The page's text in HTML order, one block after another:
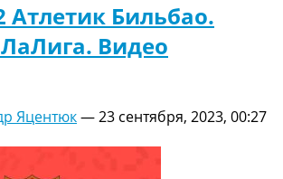
Атлетик Бильбао.
Видео
Яцентюк—23 сентября, 2023, 00:27